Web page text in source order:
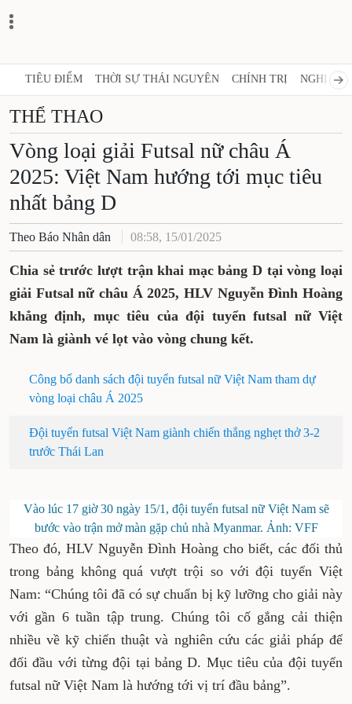
TIÊU ĐIỂM THỜI SỰ THÁI NGUYÊN CHÍNH TRỊ NGHỊ
THỂ THAO
Vòng loại giải Futsal nữ châu Á
2025: Việt Nam hướng tới mục tiêu
nhất bảng D
Theo Báo Nhân dân 08:58, 15/01/2025
Chia sẻ trước lượt trận khai mạc bảng D tại vòng loại
giải Futsal nữ châu Á 2025, HLV Nguyễn Đình Hoàng
khẳng định, mục tiêu của đội tuyển futsal nữ Việt
Nam là giành vé lọt vào vòng chung kết.
Công bố danh sách đội tuyển futsal nữ Việt Nam tham dự
vòng loại châu Á 2025
Đội tuyển futsal Việt Nam giành chiến thắng nghẹt thở 3-2
trước Thái Lan
Vào lúc 17 giờ 30 ngày 15/1, đội tuyển futsal nữ Việt Nam sẽ
bước vào trận mở màn gặp chủ nhà Myanmar. Ảnh: VFF
Theo đó, HLV Nguyễn Đình Hoàng cho biết, các đối thủ
trong bảng không quá vượt trội so với đội tuyển Việt
Nam: “Chúng tôi đã có sự chuẩn bị kỹ lưỡng cho giải này
với gần 6 tuần tập trung. Chúng tôi cố gắng cải thiện
nhiều về kỹ chiến thuật và nghiên cứu các giải pháp để
đối đầu với từng đội tại bảng D. Mục tiêu của đội tuyển
futsal nữ Việt Nam là hướng tới vị trí đầu bảng”.